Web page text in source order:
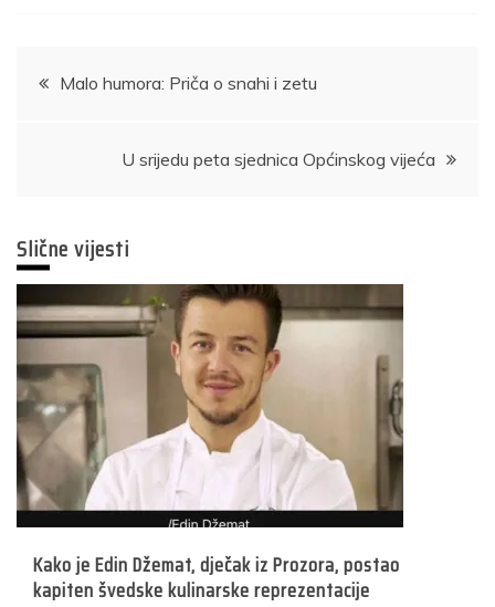
Navigacija
Malo humora: Priča o snahi i zetu
U srijedu peta sjednica Općinskog vijeća
Slične vijesti
Kako je Edin Džemat, dječak iz Prozora, postao
kapiten švedske kulinarske reprezentacije